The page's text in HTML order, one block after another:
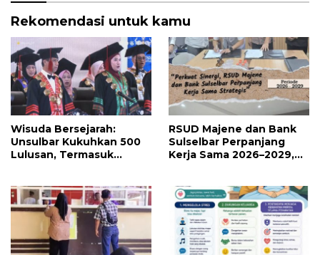
Rekomendasi untuk kamu
Wisuda Bersejarah:
Unsulbar Kukuhkan 500
Lulusan, Termasuk
RSUD Majene dan Bank
Sulselbar Perpanjang
Kerja Sama 2026–2029,
Perbankan